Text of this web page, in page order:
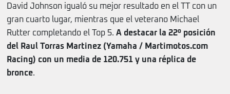
David Johnson igualó su mejor resultado en el TT con un
gran cuarto lugar, mientras que el veterano Michael
Rutter completando el Top 5. A destacar la 22º posición
del Raul Torras Martinez (Yamaha / Martimotos.com
Racing) con un media de 120.751 y una réplica de
bronce.